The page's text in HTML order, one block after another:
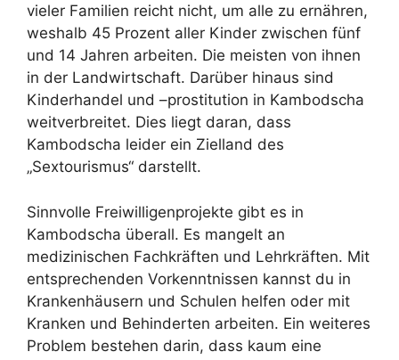
vieler Familien reicht nicht, um alle zu ernähren,
weshalb 45 Prozent aller Kinder zwischen fünf
und 14 Jahren arbeiten. Die meisten von ihnen
in der Landwirtschaft. Darüber hinaus sind
Kinderhandel und –prostitution in Kambodscha
weitverbreitet. Dies liegt daran, dass
Kambodscha leider ein Zielland des
„Sextourismus“ darstellt.
Sinnvolle Freiwilligenprojekte gibt es in
Kambodscha überall. Es mangelt an
medizinischen Fachkräften und Lehrkräften. Mit
entsprechenden Vorkenntnissen kannst du in
Krankenhäusern und Schulen helfen oder mit
Kranken und Behinderten arbeiten. Ein weiteres
Problem bestehen darin, dass kaum eine